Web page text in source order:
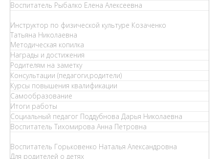
Воспитатель Рыбалко Елена Алексеевна
Инструктор по физической культуре Козаченко
Татьяна Николаевна
Методическая копилка
Награды и достижения
Родителям на заметку
Консультации (педагоги,родители)
Курсы повышения квалификации
Самообразование
Итоги работы
Социальный педагог Поддубнова Дарья Николаевна
Воспитатель Тихомирова Анна Петровна
Воспитатель Горьковенко Наталья Александровна
Для родителей о детях